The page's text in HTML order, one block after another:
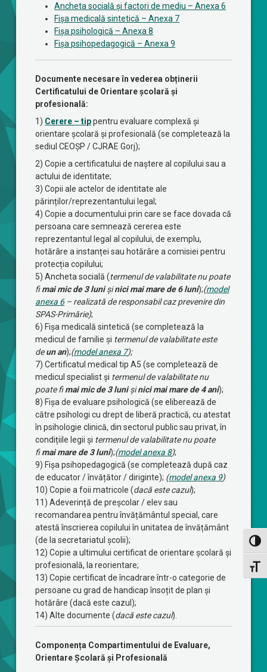
Ancheta socială și factori de mediu – Anexa 6
Fișa medicală sintetică – Anexa 7
Fișa psihologică – Anexa 8
Fișa psihopedagogică – Anexa 9
Documente necesare în vederea obținerii
Certificatului de Orientare școlară și
profesională:
1) Cerere – tip pentru evaluare complexă și
orientare școlară și profesională (se completează la
sediul CEOȘP / CJRAE Gorj);
2) Copie a certificatului de naștere al copilului sau a
actului de identitate;
3) Copii ale actelor de identitate ale
părinților/reprezentantului legal;
4) Copie a documentului prin care se face dovada că
persoana care semnează cererea este
reprezentantul legal al copilului, de exemplu,
hotărâre a instanței sau hotărâre a comisiei pentru
protecția copilului;
5) Ancheta socială (termenul de valabilitate nu poate
fimai mic de 3 lunișinici mai mare de 6 luni);(model
anexa 6– realizată de responsabil caz prevenire din
SPAS-Primărie);
6) Fișa medicală sintetică (se completează la
medicul de familie și termenul de valabilitate este
deun an);(model anexa 7);
7) Certificatul medical tip A5 (se completează de
medicul specialist și termenul de valabilitate nu
poate fimai mic de 3 lunișinici mai mare de 4 ani);
8) Fișa de evaluare psihologică (se eliberează de
către psihologi cu drept de liberă practică, cu atestat
în psihologie clinică, din sectorul public sau privat,în
condițiile legii și termenul de valabilitate nu poate
fimai mare de 3 luni);(model anexa 8);
9) Fișa psihopedagogică (se completează după caz
de educator / învățător / diriginte); (model anexa 9)
10) Copie a foii matricole (dacă este cazul);
11) Adeverință de preșcolar / elev sau
recomandarea pentru învățământul special, care
atestă înscrierea copilului în unitatea de învățământ
(de la secretariatul școlii);
12) Copie a ultimului certificat de orientare școlară și
profesională, la reorientare;
13) Copie certificat de încadrare într-o categorie de
persoane cu grad de handicap însoțit de plan și
hotărâre (dacă este cazul);
14) Alte documente (dacă este cazul).
Componența Compartimentului de Evaluare,
Orientare Școlară și Profesională